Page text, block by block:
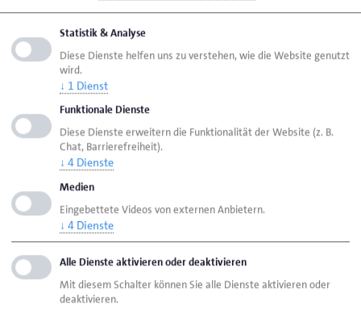
Seite empfehlen
Seite drucken
Seiteaktualisiert am 11. März 2026
HWK Lübeck
Handwerkskammer Lübeck
Breite Str. 10/12
23552 Lübeck
Statistik & Analyse
Diese Dienste helfen uns zu verstehen, wie die Website genutzt
wird.
↓ 1 Dienst
Funktionale Dienste
Diese Dienste erweitern die Funktionalität der Website (z. B.
Chat, Barrierefreiheit).
↓ 4 Dienste
Medien
Eingebettete Videos von externen Anbietern.
↓ 4 Dienste
Alle Dienste aktivieren oder deaktivieren
Mit diesem Schalter können Sie alle Dienste aktivieren oder
deaktivieren.